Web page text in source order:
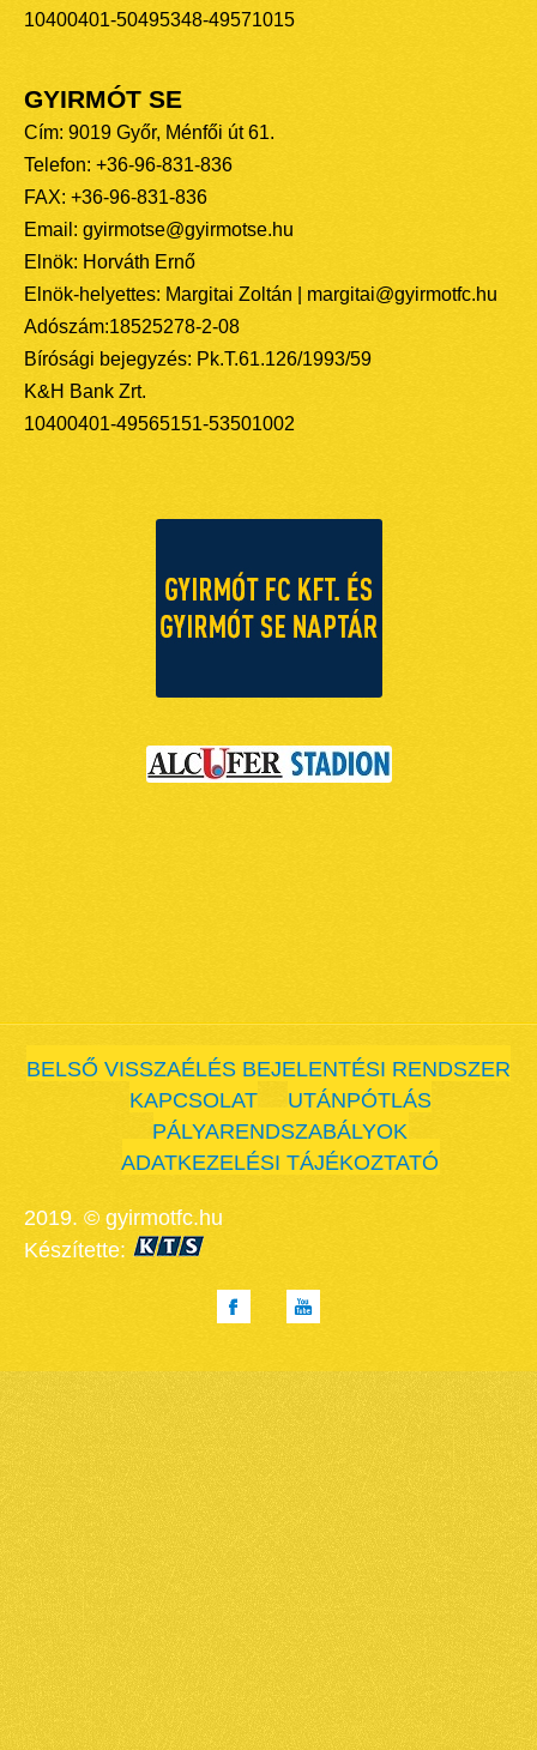
10400401-50495348-49571015
GYIRMÓT SE
Cím: 9019 Győr, Ménfői út 61.
Telefon: +36-96-831-836
FAX: +36-96-831-836
Email: gyirmotse@gyirmotse.hu
Elnök: Horváth Ernő
Elnök-helyettes: Margitai Zoltán | margitai@gyirmotfc.hu
Adószám:18525278-2-08
Bírósági bejegyzés: Pk.T.61.126/1993/59
K&H Bank Zrt.
10400401-49565151-53501002
BELSŐ VISSZAÉLÉS BEJELENTÉSI RENDSZER
KAPCSOLAT
UTÁNPÓTLÁS
PÁLYARENDSZABÁLYOK
ADATKEZELÉSI TÁJÉKOZTATÓ
2019. © gyirmotfc.hu
Készítette: